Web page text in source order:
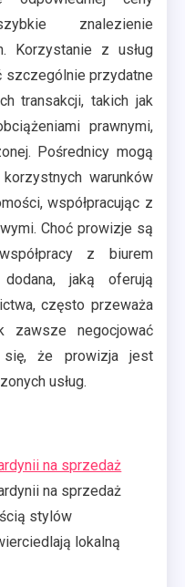
znalezienie
Korzystanie z usług
szczególnie przydatne
transakcji, takich jak
prawnymi,
Pośrednicy mogą
warunków
współpracując z
Choć prowizje są
z biurem
jaką oferują
często przeważa
zawsze negocjować
że prowizja jest
usług.
na sprzedaż
na sprzedaż
stylów
lokalną